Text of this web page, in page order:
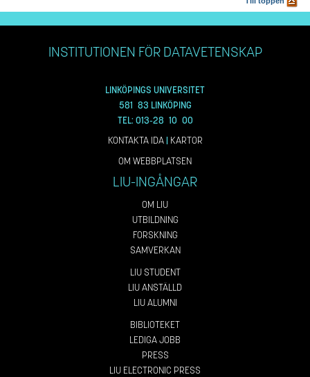
INSTITUTIONEN FÖR DATAVETENSKAP
LINKÖPINGS UNIVERSITET
581 83 LINKÖPING
TEL: 013-28 10 00
KONTAKTA IDA| KARTOR
OM WEBBPLATSEN
LIU-INGÅNGAR
OM LIU
UTBILDNING
FORSKNING
SAMVERKAN
LIU STUDENT
LIU ANSTÄLLD
LIU ALUMNI
BIBLIOTEKET
LEDIGA JOBB
PRESS
LIU ELECTRONIC PRESS